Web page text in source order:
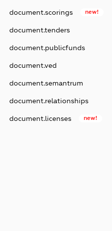
document.scorings new!
document.tenders
document.publicfunds
document.ved
document.semantrum
document.relationships
document.licenses new!